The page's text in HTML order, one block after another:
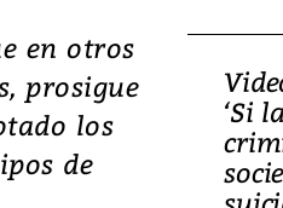
en otros
prosigue
los
de
Terremoto
graves
‘Si